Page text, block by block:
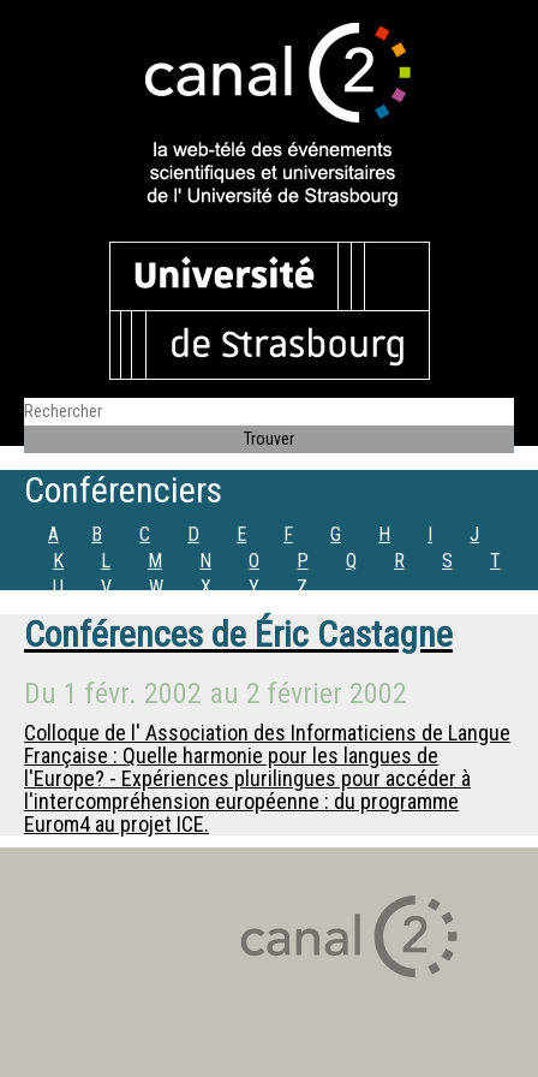
Conférenciers
A B C D E F G H I
J
K
L M N O P Q R S
T
U
V W X Y Z
Conférences de Éric Castagne
Du 1 févr. 2002 au 2 février 2002
Colloque de l' Association des Informaticiens de Langue
Française : Quelle harmonie pour les langues de
l'Europe? - Expériences plurilingues pour accéder à
l'intercompréhension européenne : du programme
Eurom4 au projet ICE.